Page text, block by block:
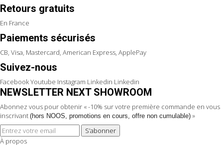
Retours gratuits
En France
Paiements sécurisés
CB, Visa, Mastercard, American Express, ApplePay
Suivez-nous
FacebookYoutube Instagram Linkedin Linkedin
NEWSLETTER NEXT SHOWROOM
Abonnez vous pour obtenir « -10% sur votre première commande en vous
inscrivant (hors NOOS, promotions en cours, offre non cumulable) »
S’abonner
À propos